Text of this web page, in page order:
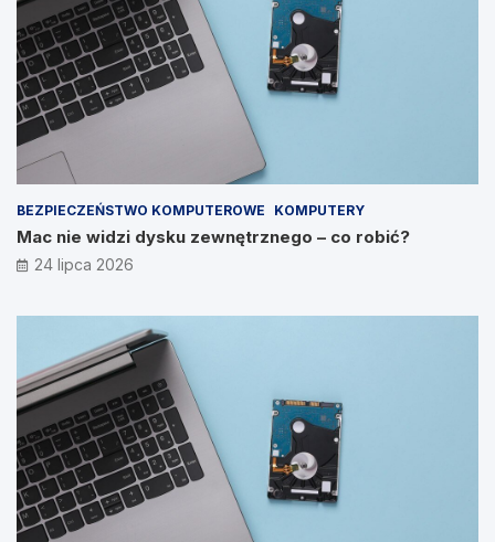
BEZPIECZEŃSTWO KOMPUTEROWE KOMPUTERY
Mac nie widzi dysku zewnętrznego – co robić?
24 lipca 2026